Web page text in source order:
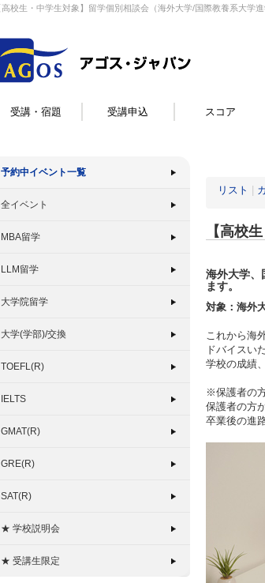
高校生・中学生対象】留学個別相談会（海外大学/国際教養系大学
受講・宿題 受講申込 スコア
予約中イベント一覧
全イベント
MBA留学
LLM留学
大学院留学
大学(学部)/交換
TOEFL(R)
IELTS
GMAT(R)
GRE(R)
SAT(R)
★ 学校説明会
★ 受講生限定
リスト
【高校
海外大学、
ます。
対象：海外
これから海
ドバイスい
学校の成績
※保護者の
保護者の方
卒業後の進